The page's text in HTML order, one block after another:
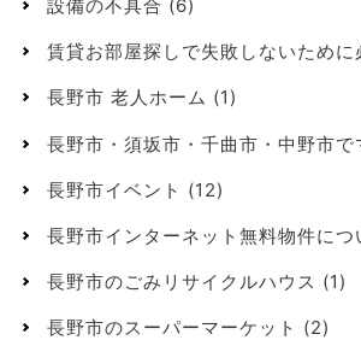
設備の不具合 (6)
賃貸お部屋探しで失敗しないために
長野市 老人ホーム (1)
長野市・須坂市・千曲市・中野市で
長野市イベント (12)
長野市インターネット無料物件につ
長野市のごみリサイクルハウス (1)
長野市のスーパーマーケット (2)